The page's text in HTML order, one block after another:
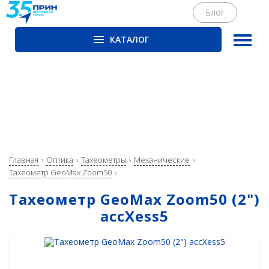
Блог
КАТАЛОГ
Spectra Precision
Главная Оптика Тахеометры
Механические
Тахеометр GeoMax Zoom50
Тахеометр GeoMax Zoom50 (2")
accXess5